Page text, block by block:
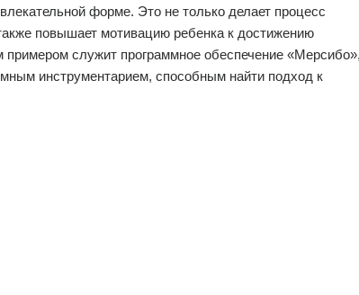
форме. Это не только делает процесс
повышает мотивацию ребенка к достижению
служит программное обеспечение «Мерсибо»,
инструментарием, способным найти подход к